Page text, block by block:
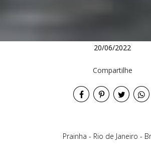
20/06/2022
Compartilhe
Prainha - Rio de Janeiro -